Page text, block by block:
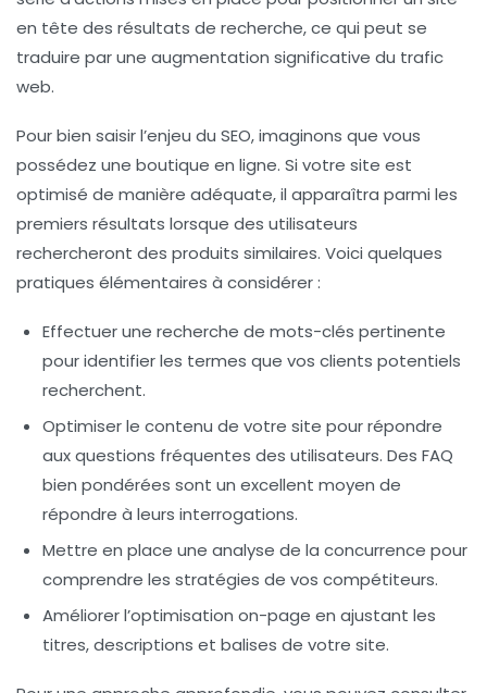
en tête des résultats de recherche, ce qui peut se
traduire par une augmentation significative du trafic
web.
Pour bien saisir l’enjeu du SEO, imaginons que vous
possédez une boutique en ligne. Si votre site est
optimisé de manière adéquate, il apparaîtra parmi les
premiers résultats lorsque des utilisateurs
rechercheront des produits similaires. Voici quelques
pratiques élémentaires à considérer :
Effectuer une recherche de mots-clés pertinente
pour identifier les termes que vos clients potentiels
recherchent.
Optimiser le contenu de votre site pour répondre
aux questions fréquentes des utilisateurs. Des FAQ
bien pondérées sont un excellent moyen de
répondre à leurs interrogations.
Mettre en place une analyse de la concurrence pour
comprendre les stratégies de vos compétiteurs.
Améliorer l’optimisation on-page en ajustant les
titres, descriptions et balises de votre site.